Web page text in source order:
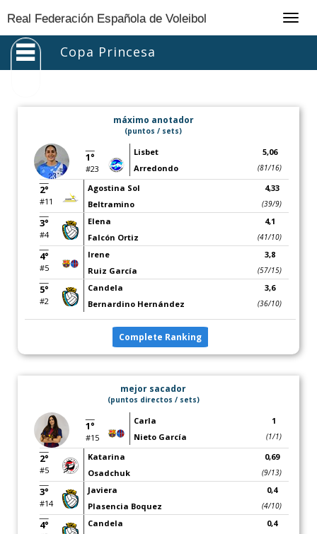
Real Federación Española de Voleibol
Copa Princesa
máximo anotador
(puntos / sets)
1°
#23
Lisbet
Arredondo
5,06
(81/16)
2°
#11
Agostina Sol
Beltramino
4,33
(39/9)
3°
#4
Elena
Falcón Ortiz
4,1
(41/10)
4°
#5
Irene
Ruiz García
3,8
(57/15)
5°
#2
Candela
Bernardino Hernández
3,6
(36/10)
Complete Ranking
mejor sacador
(puntos directos / sets)
1°
#15
Carla
Nieto García
1
(1/1)
2°
#5
Katarina
Osadchuk
0,69
(9/13)
3°
#14
Javiera
Plasencia Boquez
0,4
(4/10)
4°
Candela
0,4